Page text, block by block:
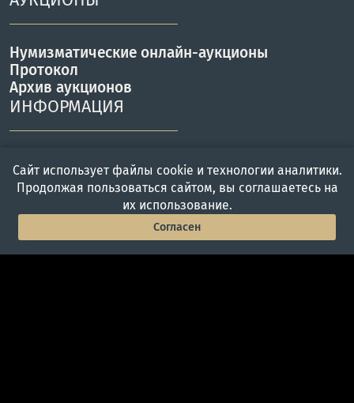
Нумизматические онлайн-аукционы
Протокол
Архив аукционов
ИНФОРМАЦИЯ
Правила аукционов
Доставка
Оплата
Сайт использует файлы cookie и технологии аналитики.
Продолжая пользоваться сайтом, вы соглашаетесь на
их использование.
Согласен